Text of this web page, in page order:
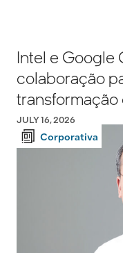
Intel e Google
colaboração
Intel
JULY 16, 2026
Corporativa